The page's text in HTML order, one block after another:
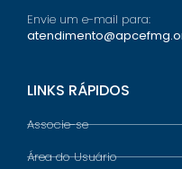
Envie um e-mail para:
LINKS RÁPIDOS
Associe-se
Área do Usuário